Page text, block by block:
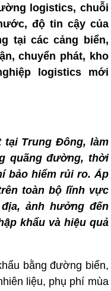
logistics, chuỗi
độ tin cậy của
tại các cảng biển,
chuyển phát, kho
logistics mới
tại Trung Đông, làm
quãng đường, thời
bảo hiểm rủi ro. Áp
toàn bộ lĩnh vực
ảnh hưởng đến
khẩu và hiệu quả
bằng đường biển,
liệu, phụ phí mùa